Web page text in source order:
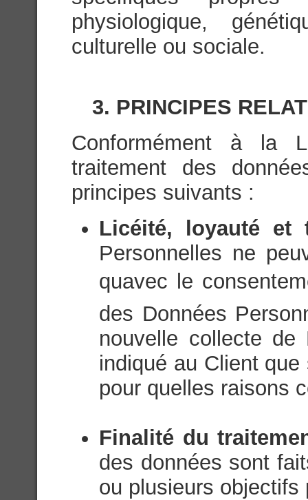
physiologique,
culturelle ou sociale.
3. PRINCIPES
Conformément à la
traitement des
principes suivants :
Licéité, loyauté et
Personnelles ne
quavec le
des Données
nouvelle collecte de
indiqué au Client
pour quelles raisons
Finalité du
des données sont
ou plusieurs objectifs